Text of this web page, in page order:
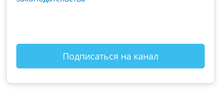
Подписаться на канал